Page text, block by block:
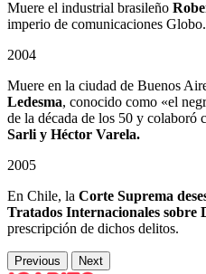
Muere el industrial brasileño
imperio de comunicaciones Globo.
2004
Muere en la ciudad de Buenos
Ledesma, conocido como «el
de la década de los 50 y colaboró
Sarli y Héctor Varela.
2005
En Chile, la Corte Suprema
Tratados Internacionales sobre
prescripción de dichos delitos.
Previous Next